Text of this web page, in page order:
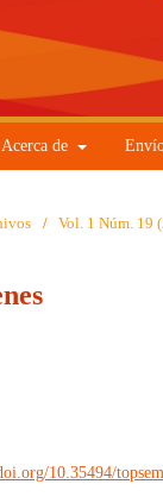
Acerca de
/ Vol. 1 Núm. 19
10.35494/